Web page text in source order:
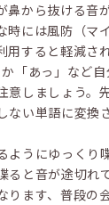
鼻から抜ける音
時には風防（マ
すると軽減され
「あっ」など
意しましょう。
ない単語に変換
ようにゆっくり
ると音が途切れ
ります、普段の